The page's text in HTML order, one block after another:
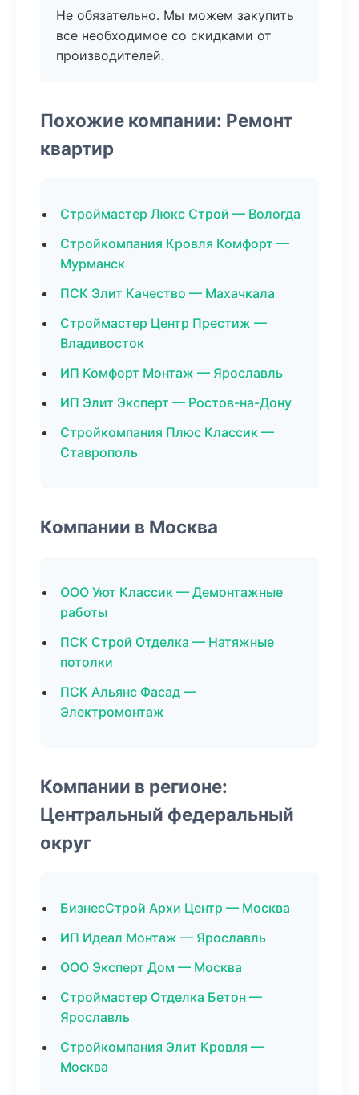
Не обязательно. Мы можем закупить
все необходимое со скидками от
производителей.
Похожие компании: Ремонт
квартир
Строймастер Люкс Строй — Вологда
Стройкомпания Кровля Комфорт —
Мурманск
ПСК Элит Качество — Махачкала
Строймастер Центр Престиж —
Владивосток
ИП Комфорт Монтаж — Ярославль
ИП Элит Эксперт — Ростов-на-Дону
Стройкомпания Плюс Классик —
Ставрополь
Компании в Москва
ООО Уют Классик — Демонтажные
работы
ПСК Строй Отделка — Натяжные
потолки
ПСК Альянс Фасад —
Электромонтаж
Компании в регионе:
Центральный федеральный
округ
БизнесСтрой Архи Центр — Москва
ИП Идеал Монтаж — Ярославль
ООО Эксперт Дом — Москва
Строймастер Отделка Бетон —
Ярославль
Стройкомпания Элит Кровля —
Москва